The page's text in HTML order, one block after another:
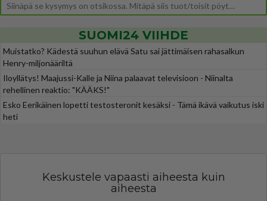
Siinäpä se kysymys on otsikossa. Mitäpä siis tuot/toisit pöytään parisuhteessa? Oletko mies vai nainen? Koetko sen mitä
SUOMI24 VIIHDE
Muistatko? Kädestä suuhun elävä Satu sai jättimäisen rahasalkun
Henry-miljonääriltä
Iloyllätys! Maajussi-Kalle ja Niina palaavat televisioon - Niinalta
rehellinen reaktio: "KÄÄKS!"
Esko Eerikäinen lopetti testosteronit kesäksi - Tämä ikävä vaikutus iski
heti
Keskustele vapaasti aiheesta kuin
aiheesta